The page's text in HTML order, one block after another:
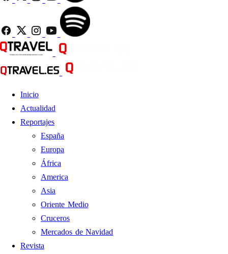
Inicio
Actualidad
Reportajes
España
Europa
África
America
Asia
Oriente Medio
Cruceros
Mercados de Navidad
Revista